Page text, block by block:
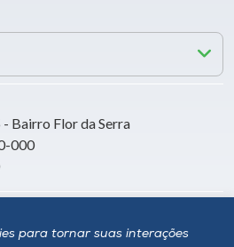
para tornar suas interações
Bairro Flor da Serra
000